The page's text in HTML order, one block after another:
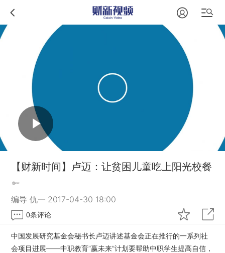
【财新时间】卢迈：让贫困儿童吃上阳光校餐
编导 仇一 2017-04-30 18:00
0条评论
中国发展研究基金会秘书长卢迈讲述基金会正在推行的一系列社
会项目进展——中职教育“赢未来”计划要帮助中职学生提高自信，